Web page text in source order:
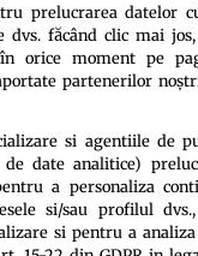
Politica de
prelucrarea datelor
dvs. făcând clic mai
orice moment pe
partenerilor
si agentiile de
date analitice)
a personaliza
si/sau profilul
si pentru a